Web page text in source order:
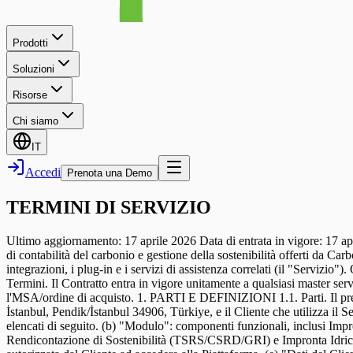
Prodotti
Soluzioni
Risorse
Chi siamo
IT
Accedi Prenota una Demo
TERMINI DI SERVIZIO
Ultimo aggiornamento: 17 aprile 2026 Data di entrata in vigore: 17 aprile 2026 I presenti Termini di Servizio ("Termini" o "Contratto") disciplinano i diritti e gli obblighi delle parti in relazione ai servizi software di contabilità del carbonio e gestione della sostenibilità offerti da CarbonSmart Teknoloji ve Danışmanlık A.Ş. ("CarbonSmart") tramite carbonsmart.io e app.carbonsmart.io, unitamente a tutti i moduli, le API, le integrazioni, i plug-in e i servizi di assistenza correlati (il "Servizio"). Qualsiasi persona fisica o giuridica che acceda al Servizio, apra un account o utilizzi il Servizio (il "Cliente") dichiara di accettare i presenti Termini. Il Contratto entra in vigore unitamente a qualsiasi master service agreement (MSA) o ordine di acquisto separato sottoscritto o da sottoscrivere tra il Cliente e CarbonSmart; in caso di conflitto, prevarrà l'MSA/ordine di acquisto. 1. PARTI E DEFINIZIONI 1.1. Parti. Il presente Contratto è stipulato tra CarbonSmart Teknoloji ve Danışmanlık A.Ş., con sede legale in Sanayi Mah., Teknopark Blv., Teknopark İstanbul, Pendik/İstanbul 34906, Türkiye, e il Cliente che utilizza il Servizio. 1.2. Definizioni. (a) "Piattaforma": tutti i software, componenti, API e interfacce offerti da CarbonSmart come SaaS, inclusi i moduli elencati di seguito. (b) "Modulo": componenti funzionali, inclusi Impronta di Carbonio Aziendale (CCFP), Rendicontazione CBAM, Impronta di Carbonio del Prodotto (PCF), Piattaforma LCA & EPD, Rendicontazione di Sostenibilità (TSRS/CSRD/GRI) e Impronta Idrica. (c) "Account": l'abbonamento creato a nome del Cliente, a cui sono collegati gli Utenti Finali. (d) "Utente Finale": la persona fisica autorizzata dal Cliente ad accedere alla Piattaforma. (e) "Dati del Cliente": qualsiasi dato caricato sulla, creato sulla o trasmesso attraverso la Piattaforma dal Cliente o da un Utente Finale. (f) "Abbonamento": il diritto di utilizzare la Piattaforma, limitato alla durata e al piano specificati nell'ordine di acquisto. (g) "Documentazione": manuali di prodotto, documentazione API, pagine del trust center e politica sui livelli di servizio pubblicati da CarbonSmart. (h) "DPA": l'Accordo per il Trattamento dei Dati, che costituisce parte integrante del presente Contratto. 2. PERFEZIONAMENTO DEL CONTRATTO E POTERE DI RAPPRESENTANZA 2.1. La persona fisica che accetta il Contratto per conto del Cliente dichiara e garantisce di essere autorizzata a vincolare legalmente il Cliente. Il Servizio è destinato a finalità B2B ed è rivolto a persone e organizzazioni che abbiano almeno 18 anni di età e agiscano nell'ambito di un'attività commerciale o professionale. 2.2. È vietato l'utilizzo del Servizio in modo contrario alle leggi della Repubblica di Türkiye o ai regimi di controllo delle esportazioni o di sanzioni applicabili. Il Cliente si impegna a non fornire servizi tramite la Piattaforma a paesi o persone soggette a sanzioni. 3. AMBITO DEL SERVIZIO 3.1. CarbonSmart mette a disposizione del Cliente la Piattaforma in conformità al piano e ai moduli specificati nell'Ordine di Acquisto. La Piattaforma è offerta come Cloud SaaS; opzioni di Cloud Privato Virtuale (VPC) o On-Premise possono essere